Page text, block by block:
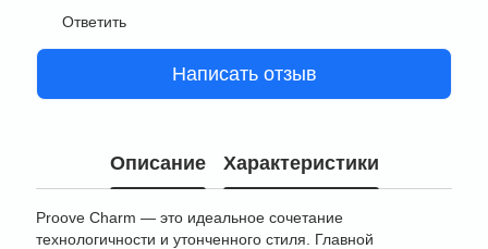
Ответить
Написать отзыв
Описание Характеристики
Proove Charm — это идеальное сочетание
технологичности и утонченного стиля. Главной